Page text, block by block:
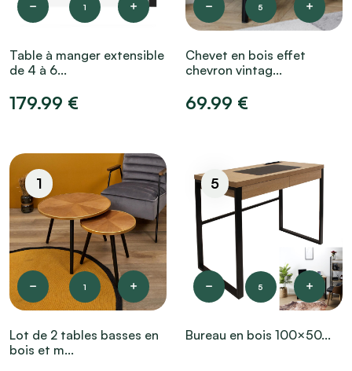
1
Table à manger extensible
de 4 à 6...
179.99 €
5
Chevet en bois effet
chevron vintag...
69.99 €
1
1
Lot de 2 tables basses en
bois et m...
5
5
Bureau en bois 100×50...